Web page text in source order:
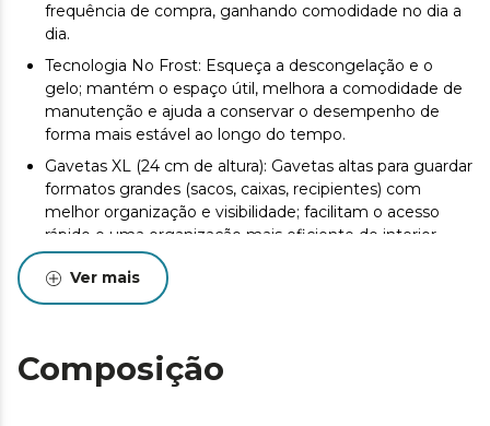
frequência de compra, ganhando comodidade no dia a
dia.
Tecnologia No Frost: Esqueça a descongelação e o
gelo; mantém o espaço útil, melhora a comodidade de
manutenção e ajuda a conservar o desempenho de
forma mais estável ao longo do tempo.
Gavetas XL (24 cm de altura): Gavetas altas para guardar
formatos grandes (sacos, caixas, recipientes) com
melhor organização e visibilidade; facilitam o acesso
rápido e uma organização mais eficiente do interior.
Porta reversível: Adapta-se a qualquer distribuição
(paredes, móveis ou zona de passagem), facilita a
Luz LED: Visibilidade clara e uniforme em todo o interior
para encontrar o que procura à primeira; melhora a
Ver mais
Composição